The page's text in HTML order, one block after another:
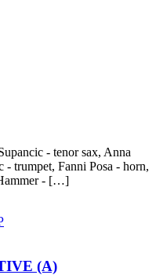
- tenor sax, Anna
trumpet, Fanni Posa - horn,
- […]
(A)